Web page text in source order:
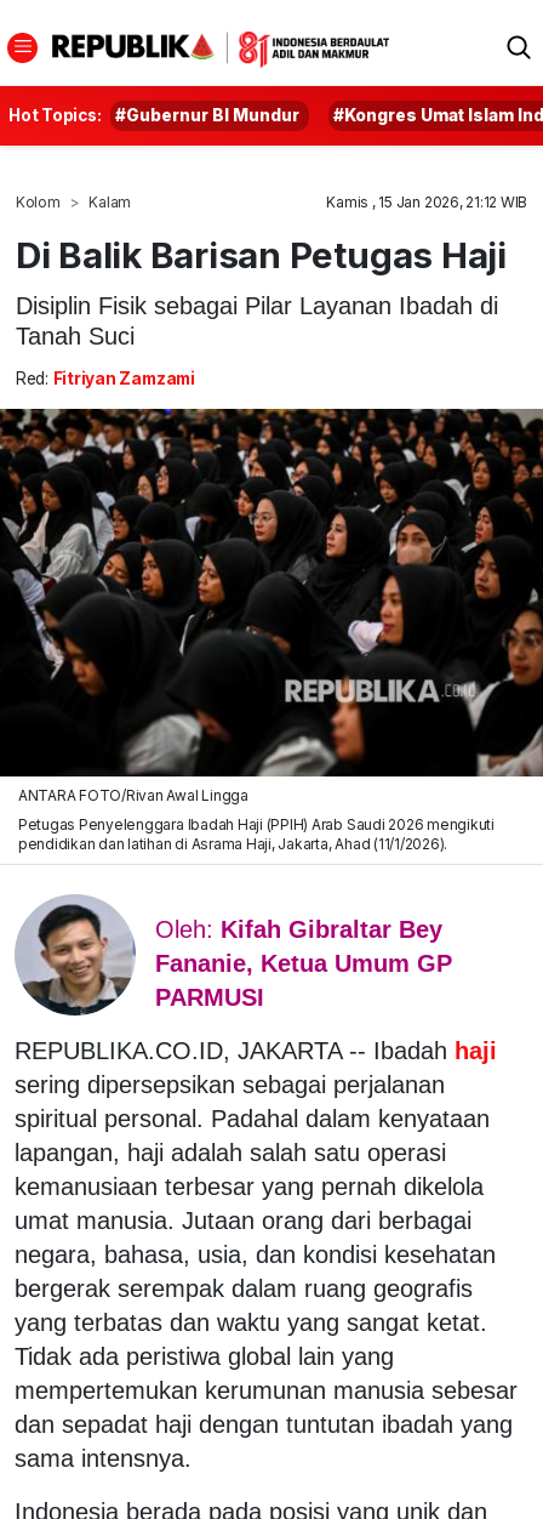
Hot Topics: #Gubernur BI Mundur #Kongres Umat Islam
Kolom Kalam Kamis , 15 Jan 2026, 21:12 WIB
Di Balik Barisan Petugas Haji
Disiplin Fisik sebagai Pilar Layanan Ibadah di
Tanah Suci
Red: Fitriyan Zamzami
ANTARA FOTO/Rivan Awal Lingga
Petugas Penyelenggara Ibadah Haji (PPIH) Arab Saudi 2026 mengikuti
pendidikan dan latihan di Asrama Haji, Jakarta, Ahad (11/1/2026).
Oleh: Kifah Gibraltar Bey
Fananie, Ketua Umum GP
PARMUSI
REPUBLIKA.CO.ID, JAKARTA -- Ibadah haji
sering dipersepsikan sebagai perjalanan
spiritual personal. Padahal dalam kenyataan
lapangan, haji adalah salah satu operasi
kemanusiaan terbesar yang pernah dikelola
umat manusia. Jutaan orang dari berbagai
negara, bahasa, usia, dan kondisi kesehatan
bergerak serempak dalam ruang geografis
yang terbatas dan waktu yang sangat ketat.
Tidak ada peristiwa global lain yang
mempertemukan kerumunan manusia sebesar
dan sepadat haji dengan tuntutan ibadah yang
sama intensnya.
Indonesia berada pada posisi yang unik dan